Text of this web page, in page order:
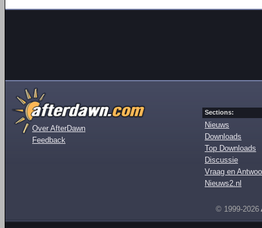
Over AfterDawn
Feedback
Sections:
Nieuws
Downloads
Top Downloads
Discussie
Vraag en
Nieuws2.nl
© 1999-2026